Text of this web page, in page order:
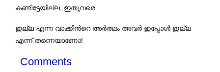
കണ്ടിട്ടേയില്ല, ഇതുവരെ.
ഇല്ല എന്ന വാക്കിന്‍റെ അർത്ഥം അവർ ഇപ്പോൾ ഇല്ല
എന്ന് തന്നെയാണോ!
Comments